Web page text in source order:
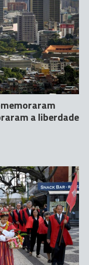
a liberdade